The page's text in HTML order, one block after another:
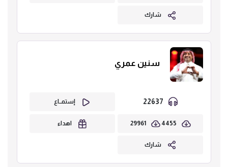
شارك
سنين عمري
إستمــاع
4455
29961 اهداء
شارك